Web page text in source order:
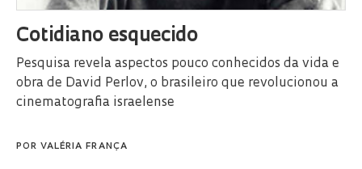
Cotidiano esquecido
Pesquisa revela aspectos pouco conhecidos da vida e
obra de David Perlov, o brasileiro que revolucionou a
cinematografia israelense
POR VALÉRIA FRANÇA